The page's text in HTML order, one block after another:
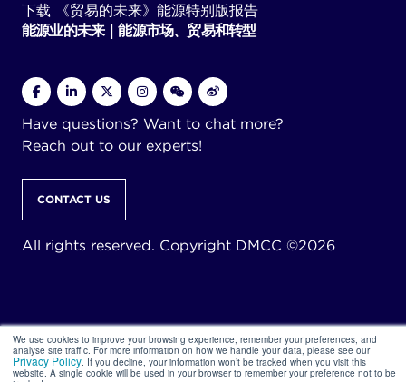
We use cookies to improve your browsing experience, remember your preferences, and
analyse site traffic. For more information on how we handle your data, please see our
Privacy Policy. If you decline, your information won’t be tracked when you visit this
website. A single cookie will be used in your browser to remember your preference not to be
下载 《贸易的未来》能源特别版报告
能源业的未来｜能源市场、贸易和转型
Have questions? Want to chat more?
Reach out to our experts!
CONTACT US
All rights reserved. Copyright DMCC ©2026